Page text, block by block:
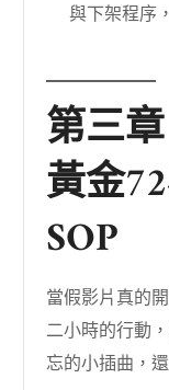
與下架程序
第三
黃金
SOP
當假影片真的
二小時的行動
忘的小插曲，